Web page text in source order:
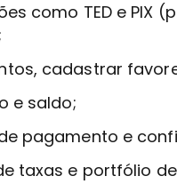
como TED e
cadastrar
e saldo;
pagamento e
taxas e portfólio